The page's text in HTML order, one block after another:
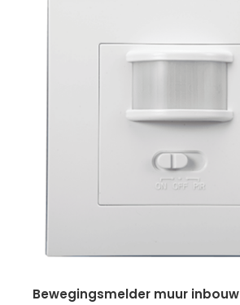
bewegingsmelder muur inbouw